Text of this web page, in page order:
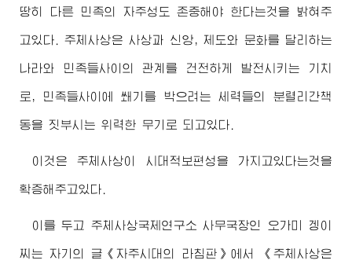
땅히 다른 민족의 자주성도 존중해야 한다는것을 밝혀주
고있다. 주체사상은 사상과 신앙, 제도와 문화를 달리하는
나라와 민족들사이의 관계를 건전하게 발전시키는 기치
로, 민족들사이에 쐐기를 박으려는 세력들의 분렬리간책
동을 짓부시는 위력한 무기로 되고있다.
이것은 주체사상이 시대적보편성을 가지고있다는것을
확증해주고있다.
이를 두고 주체사상국제연구소 사무국장인 오가미 겡이
찌는 자기의 글《자주시대의 라침판》에서 《주체사상은